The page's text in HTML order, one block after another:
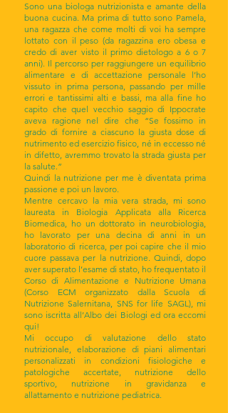
Sono una biologa nutrizionista e amante della
buona cucina. Ma prima di tutto sono Pamela,
una ragazza che come molti di voi ha sempre
lottato con il peso (da ragazzina ero obesa e
credo di aver visto il primo dietologo a 6 o 7
anni). Il percorso per raggiungere un equilibrio
alimentare e di accettazione personale l’ho
vissuto in prima persona, passando per mille
errori e tantissimi alti e bassi, ma alla fine ho
capito che quel vecchio saggio di Ippocrate
aveva ragione nel dire che “Se fossimo in
grado di fornire a ciascuno la giusta dose di
nutrimento ed esercizio fisico, né in eccesso né
in difetto, avremmo trovato la strada giusta per
la salute.”
Quindi la nutrizione per me è diventata prima
passione e poi un lavoro.
Mentre cercavo la mia vera strada, mi sono
laureata in Biologia Applicata alla Ricerca
Biomedica, ho un dottorato in neurobiologia,
ho lavorato per una decina di anni in un
laboratorio di ricerca, per poi capire che il mio
cuore passava per la nutrizione. Quindi, dopo
aver superato l’esame di stato, ho frequentato il
Corso di Alimentazione e Nutrizione Umana
(Corso ECM organizzato dalla Scuola di
Nutrizione Salernitana, SNS for life SAGL), mi
sono iscritta all’Albo dei Biologi ed ora eccomi
qui!
Mi occupo di valutazione dello stato
nutrizionale, elaborazione di piani alimentari
personalizzati in condizioni fisiologiche e
patologiche accertate, nutrizione dello
sportivo, nutrizione in gravidanza e
allattamento e nutrizione pediatrica.​